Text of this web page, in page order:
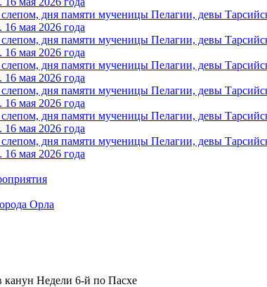
Орла
канун Недели 6-й по Пасхе